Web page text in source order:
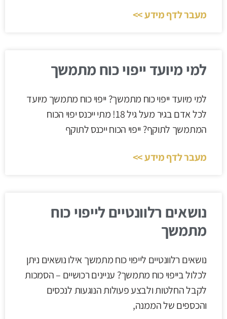
מעבר לדף מידע >>
למי מיועד ייפוי כוח מתמשך
למי מיועד ייפוי כוח מתמשך? ייפוי כוח מתמשך מיועד
לכל אדם בגיר מעל גיל 18! מתי ייכנס יפוי הכוח
המתמשך לתוקף? ייפוי הכוח ייכנס לתוקף
מעבר לדף מידע >>
נושאים רלוונטיים לייפוי כוח
מתמשך
נושאים רלוונטיים לייפוי כוח מתמשך אילו נושאים ניתן
לכלול בייפוי כוח מתמשך? עניינים רכושיים – הסמכות
לקבל החלטות ולבצע פעולות הנוגעות לנכסים
והכספים של הממנה,